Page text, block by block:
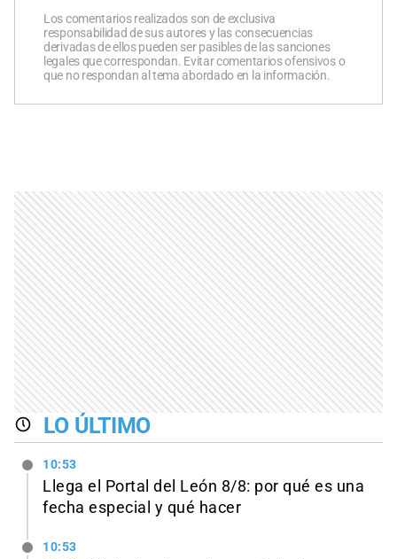
Los comentarios realizados son de exclusiva
responsabilidad de sus autores y las consecuencias
derivadas de ellos pueden ser pasibles de las sanciones
legales que correspondan. Evitar comentarios ofensivos o
que no respondan al tema abordado en la información.
LO ÚLTIMO
10:53
Llega el Portal del León 8/8: por qué es una
fecha especial y qué hacer
10:53